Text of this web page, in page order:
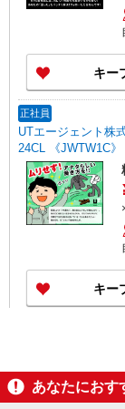
キー
正社員
UTエージェント株
24CL 《JWTW1C》
キー
あなたにおす